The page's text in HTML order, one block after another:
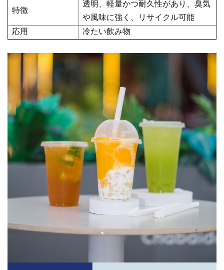
特徴
透明、軽量かつ耐久性があり、臭気
や風味に強く、リサイクル可能
応用
冷たい飲み物